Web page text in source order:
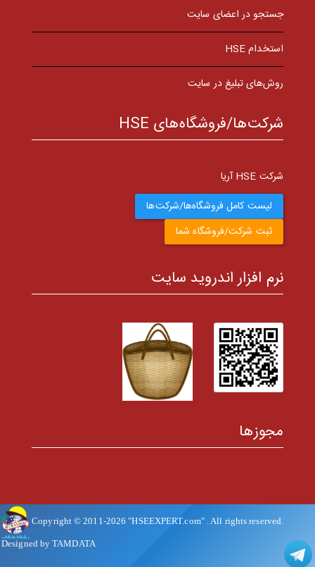
جستجو در اعضای سایت
استخدام HSE
روش‌های تبلیغ در سایت
شرکت‌ها/فروشگاه‌های HSE
شرکت HSE آریا
لیست کامل فروشگاه‌ها/شرکت‌ها
ثبت شرکت/فروشگاه شما
نرم افزار اندروید سایت
مجوزها
Copyright © 2011-2026 "HSEEXPERT.com". All rights reserved.
Designed by TAMDATA